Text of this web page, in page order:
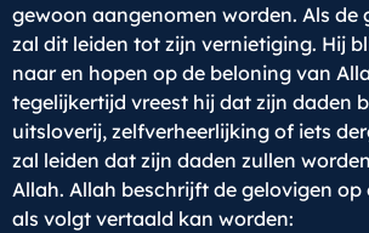
gewoon aangenomen worden. Als de
zal dit leiden tot zijn vernietiging. Hij
naar en hopen op de beloning van
tegelijkertijd vreest hij dat zijn daden
uitsloverij, zelfverheerlijking of iets
zal leiden dat zijn daden zullen
Allah. Allah beschrijft de gelovigen op
als volgt vertaald kan worden: